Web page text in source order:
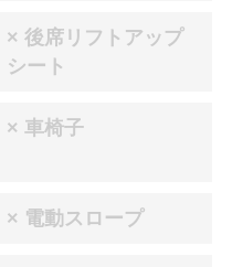
× 後席リフトアップ
シート
× 車椅子
× 電動スロープ